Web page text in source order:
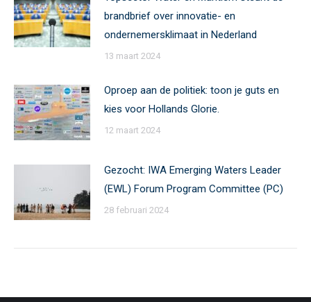
brandbrief over innovatie- en
ondernemersklimaat in Nederland
13 maart 2024
Oproep aan de politiek: toon je guts en
kies voor Hollands Glorie.
12 maart 2024
Gezocht: IWA Emerging Waters Leader
(EWL) Forum Program Committee (PC)
28 februari 2024